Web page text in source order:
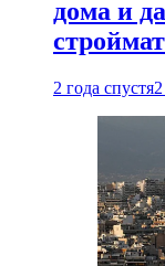
дома и
2 года спустя